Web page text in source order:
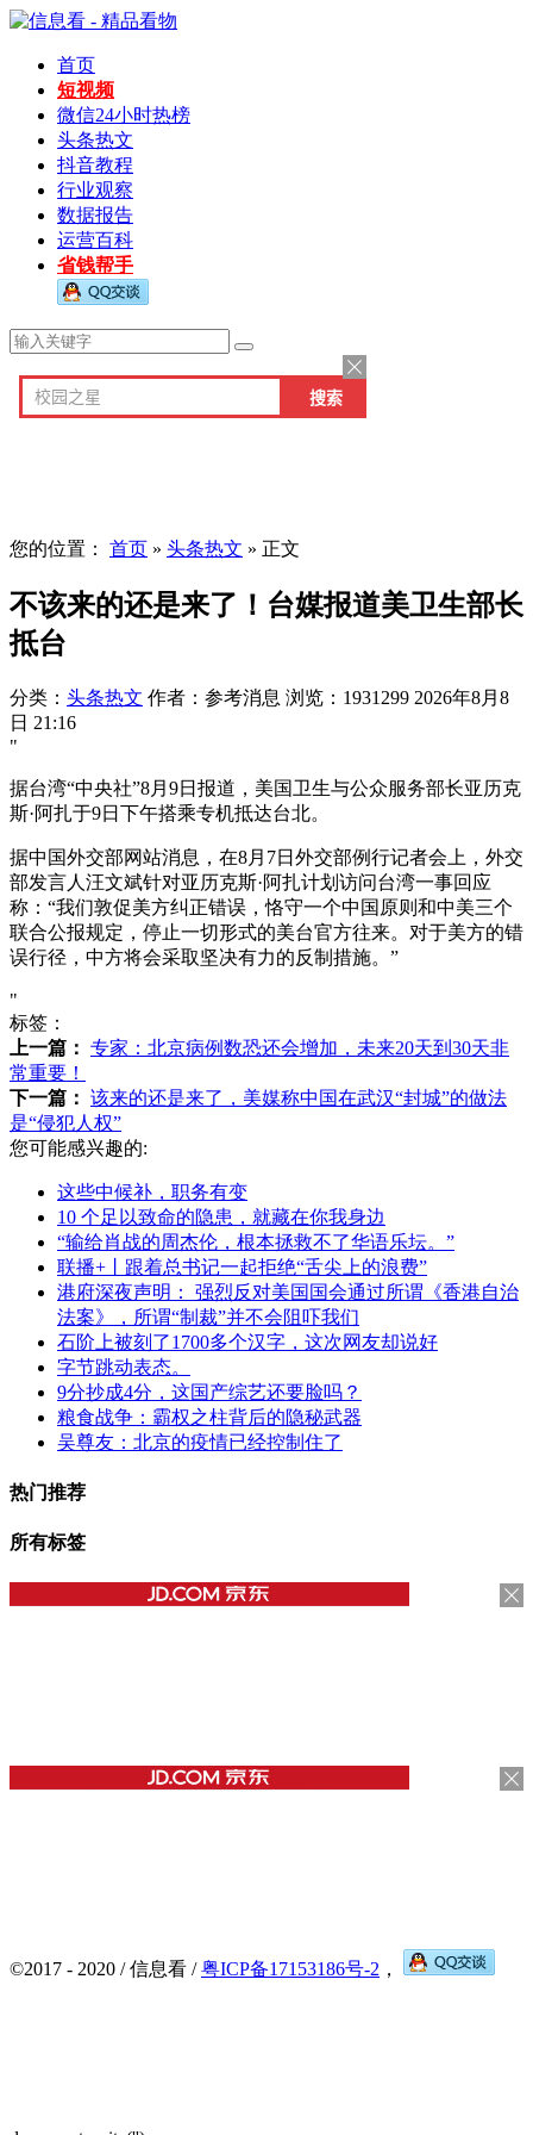
首页
短视频
微信24小时热榜
头条热文
抖音教程
行业观察
数据报告
运营百科
省钱帮手
您的位置： 首页 » 头条热文 » 正文
不该来的还是来了！台媒报道美卫生部长
抵台
分类： 头条热文 作者：参考消息 浏览：1931299 2026年8月8
日 21:16
"
据台湾“中央社”8月9日报道，美国卫生与公众服务部长亚历克
斯·阿扎于9日下午搭乘专机抵达台北。
据中国外交部网站消息，在8月7日外交部例行记者会上，外交
部发言人汪文斌针对亚历克斯·阿扎计划访问台湾一事回应
称：“我们敦促美方纠正错误，恪守一个中国原则和中美三个
联合公报规定，停止一切形式的美台官方往来。对于美方的错
误行径，中方将会采取坚决有力的反制措施。”
"
标签：
上一篇： 专家：北京病例数恐还会增加，未来20天到30天非
常重要！
下一篇： 该来的还是来了，美媒称中国在武汉“封城”的做法
是“侵犯人权”
您可能感兴趣的:
这些中候补，职务有变
10 个足以致命的隐患，就藏在你我身边
“输给肖战的周杰伦，根本拯救不了华语乐坛。”
联播+丨跟着总书记一起拒绝“舌尖上的浪费”
港府深夜声明： 强烈反对美国国会通过所谓《香港自治
法案》，所谓“制裁”并不会阻吓我们
石阶上被刻了1700多个汉字，这次网友却说好
字节跳动表态。
9分抄成4分，这国产综艺还要脸吗？
粮食战争：霸权之柱背后的隐秘武器
吴尊友：北京的疫情已经控制住了
热门推荐
所有标签
©2017 - 2020 / 信息看 /粤ICP备17153186号-2 ，